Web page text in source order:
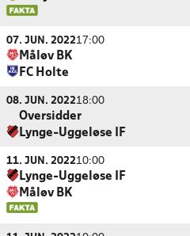
07. JUN. 202217:00
Måløv BK
FC Holte
08. JUN. 202218:00
Oversidder
Lynge-Uggeløse IF
11. JUN. 202210:00
Lynge-Uggeløse IF
Måløv BK